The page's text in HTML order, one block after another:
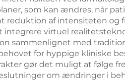
som kan ændres, når
reduktion af intensiteten og
integrere virtuel
sammenlignet med
for hyppige kliniske
gør det muligt at følge
om ændringer i